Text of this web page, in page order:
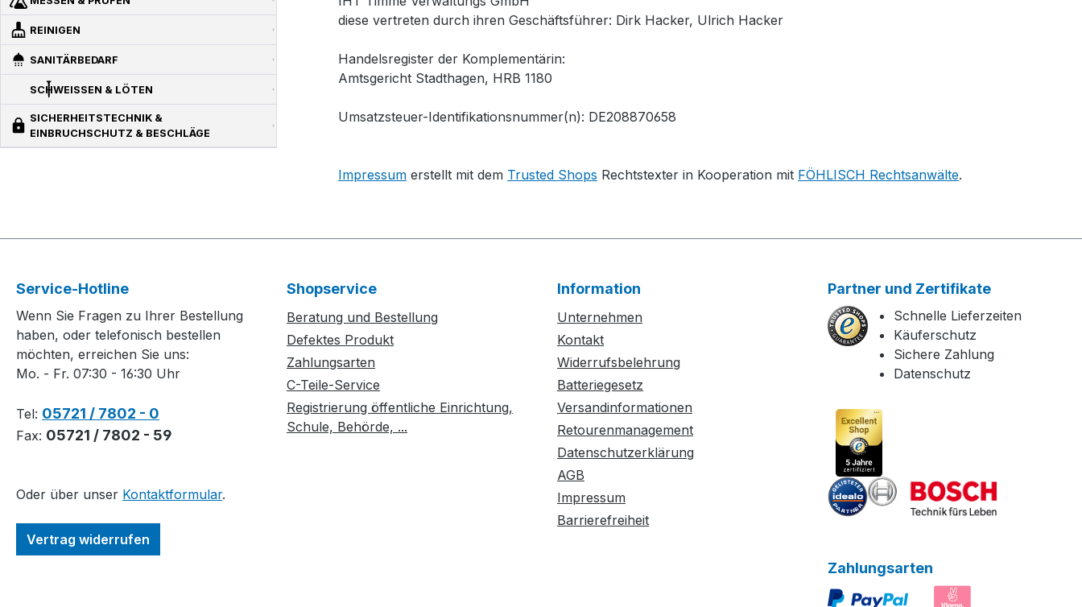
REINIGEN
SANITÄRBEDARF
SCHWEISSEN & LÖTEN
SICHERHEITSTECHNIK &
EINBRUCHSCHUTZ & BESCHLÄGE
diese vertreten durch ihren Geschäftsführer: Dirk Hacker, Ulrich Hacker
Handelsregister der Komplementärin:
Amtsgericht Stadthagen, HRB 1180
Umsatzsteuer-Identifikationsnummer(n): DE208870658
Impressum erstellt mit dem Trusted Shops Rechtstexter in Kooperation mit FÖHLISCH Rechtsanwälte.
Service-Hotline
Wenn Sie Fragen zu Ihrer Bestellung
haben, oder telefonisch bestellen
möchten, erreichen Sie uns:
Mo. - Fr. 07:30 - 16:30 Uhr
Tel: 05721 / 7802 - 0
Fax: 05721 / 7802 - 59
Oder über unser Kontaktformular.
Vertrag widerrufen
Shopservice
Beratung und Bestellung
Defektes Produkt
Zahlungsarten
C-Teile-Service
Registrierung öffentliche Einrichtung,
Schule, Behörde, ...
Information
Unternehmen
Kontakt
Widerrufsbelehrung
Batteriegesetz
Versandinformationen
Retourenmanagement
Datenschutzerklärung
AGB
Impressum
Barrierefreiheit
Partner und Zertifikate
Schnelle Lieferzeiten
Käuferschutz
Sichere Zahlung
Datenschutz
Zahlungsarten